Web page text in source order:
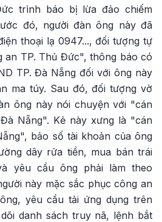
trình báo bị lừa đảo chiếm
đó, người đàn ông này đã
thoại lạ 0947..., đối tượng tự
an TP. Thủ Đức", thông báo có
TP. Đà Nẵng đối với ông này
ma túy. Sau đó, đối tượng vờ
ông này nói chuyện với "cán
Nẵng". Kẻ này xưng là "cán
bảo số tài khoản của ông
dây rửa tiền, mua bán trái
yêu cầu ông phải làm theo
này mặc sắc phục công an
yêu cầu tải ứng dụng trên
danh sách truy nã, lệnh bắt